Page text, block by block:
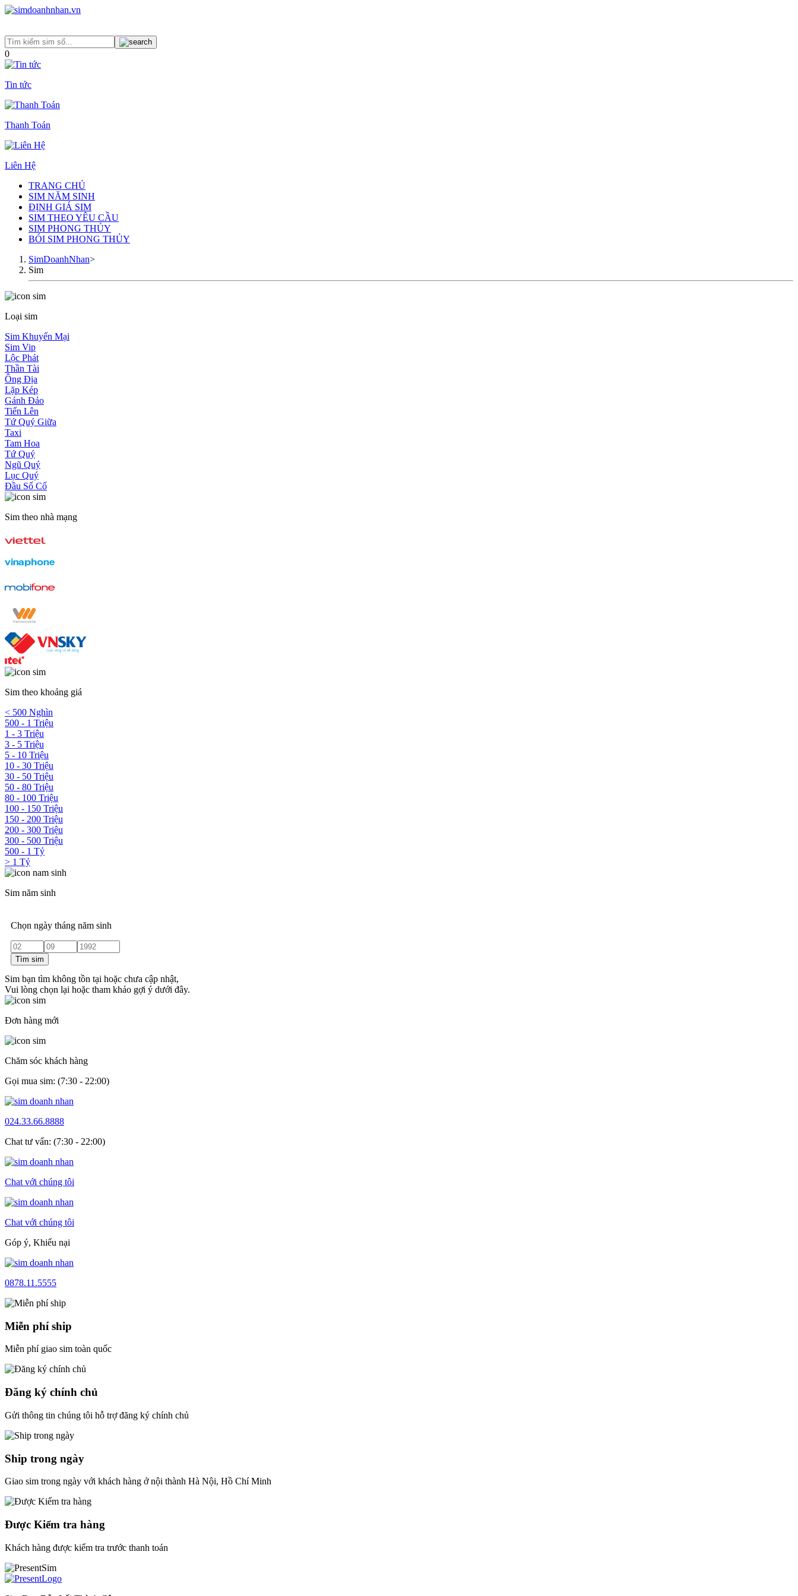
0
Tin tức
Thanh Toán
Liên Hệ
TRANG CHỦ
SIM NĂM SINH
ĐỊNH GIÁ SIM
SIM THEO YÊU CẦU
SIM PHONG THỦY
BÓI SIM PHONG THỦY
SimDoanhNhan>
Sim
Loại sim
Sim Khuyến Mại
Sim Vip
Lộc Phát
Thần Tài
Ông Địa
Lặp Kép
Gánh Đảo
Tiến Lên
Tứ Quý Giữa
Taxi
Tam Hoa
Tứ Quý
Ngũ Quý
Lục Quý
Đầu Số Cổ
Sim theo nhà mạng
Sim theo khoảng giá
< 500 Nghìn
500 - 1 Triệu
1 - 3 Triệu
3 - 5 Triệu
5 - 10 Triệu
10 - 30 Triệu
30 - 50 Triệu
50 - 80 Triệu
80 - 100 Triệu
100 - 150 Triệu
150 - 200 Triệu
200 - 300 Triệu
300 - 500 Triệu
500 - 1 Tỷ
> 1 Tỷ
Sim năm sinh
Chọn ngày tháng năm sinh
Tìm sim
Sim bạn tìm không tồn tại hoặc chưa cập nhật,
Vui lòng chọn lại hoặc tham khảo gợi ý dưới đây.
Đơn hàng mới
Chăm sóc khách hàng
Gọi mua sim: (7:30 - 22:00)
024.33.66.8888
Chat tư vấn: (7:30 - 22:00)
Chat với chúng tôi
Chat với chúng tôi
Góp ý, Khiếu nại
0878.11.5555
Miễn phí ship
Miễn phí giao sim toàn quốc
Đăng ký chính chủ
Gửi thông tin chúng tôi hỗ trợ đăng ký chính chủ
Ship trong ngày
Giao sim trong ngày với khách hàng ở nội thành Hà Nội, Hồ Chí Minh
Được Kiểm tra hàng
Khách hàng được kiểm tra trước thanh toán